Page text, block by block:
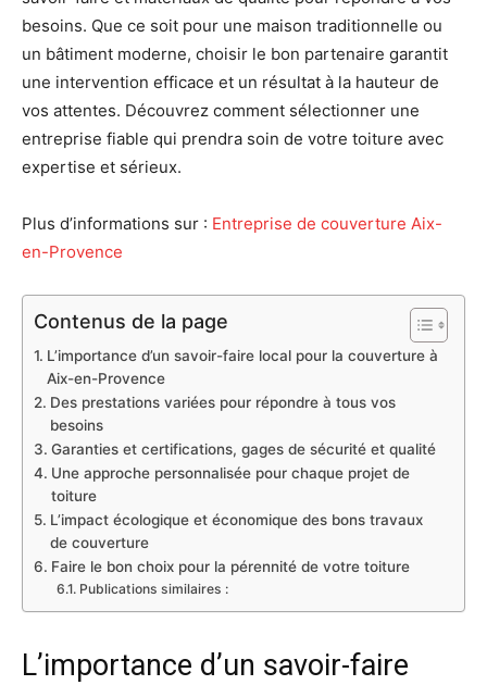
besoins. Que ce soit pour une maison traditionnelle ou
un bâtiment moderne, choisir le bon partenaire garantit
une intervention efficace et un résultat à la hauteur de
vos attentes. Découvrez comment sélectionner une
entreprise fiable qui prendra soin de votre toiture avec
expertise et sérieux.
Plus d’informations sur : Entreprise de couverture Aix-
en-Provence
Contenus de la page
L’importance d’un savoir-faire local pour la couverture à
Aix-en-Provence
Des prestations variées pour répondre à tous vos
besoins
Garanties et certifications, gages de sécurité et qualité
Une approche personnalisée pour chaque projet de
toiture
L’impact écologique et économique des bons travaux
de couverture
Faire le bon choix pour la pérennité de votre toiture
Publications similaires :
L’importance d’un savoir-faire